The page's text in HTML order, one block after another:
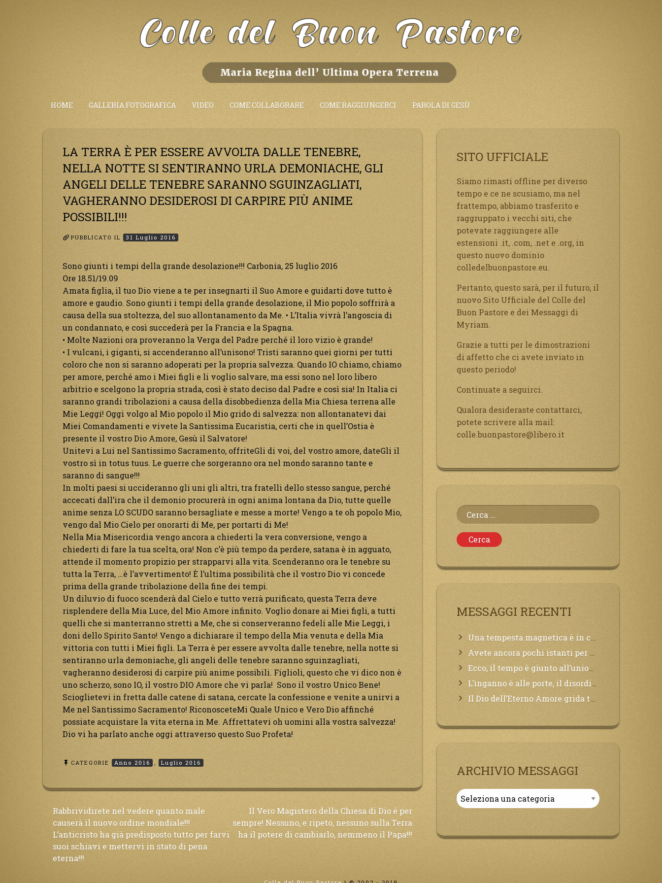
HOME GALLERIA FOTOGRAFICA VIDEO COME COLLABORARE COME RAGGIUNGERCI PAROLA DI GESÙ
LA TERRA È PER ESSERE AVVOLTA DALLE TENEBRE,
NELLA NOTTE SI SENTIRANNO URLA DEMONIACHE, GLI
ANGELI DELLE TENEBRE SARANNO SGUINZAGLIATI,
VAGHERANNO DESIDEROSI DI CARPIRE PIÙ ANIME
POSSIBILI!!!
PUBBLICATO IL 31 Luglio 2016
Sono giunti i tempi della grande desolazione!!! Carbonia, 25 luglio 2016
Ore 18.51/19.09
Amata figlia, il tuo Dio viene a te per insegnarti il Suo Amore e guidarti dove tutto è
amore e gaudio. Sono giunti i tempi della grande desolazione, il Mio popolo soffrirà a
causa della sua stoltezza, del suo allontanamento da Me. • L’Italia vivrà l’angoscia di
un condannato, e così succederà per la Francia e la Spagna.
• Molte Nazioni ora proveranno la Verga del Padre perché il loro vizio è grande!
• I vulcani, i giganti, si accenderanno all’unisono! Tristi saranno quei giorni per tutti
coloro che non si saranno adoperati per la propria salvezza. Quando IO chiamo, chiamo
per amore, perché amo i Miei figli e li voglio salvare, ma essi sono nel loro libero
arbitrio e scelgono la propria strada, così è stato deciso dal Padre e così sia! In Italia ci
saranno grandi tribolazioni a causa della disobbedienza della Mia Chiesa terrena alle
Mie Leggi! Oggi volgo al Mio popolo il Mio grido di salvezza: non allontanatevi dai
Miei Comandamenti e vivete la Santissima Eucaristia, certi che in quell’Ostia è
presente il vostro Dio Amore, Gesù il Salvatore!
Unitevi a Lui nel Santissimo Sacramento, offriteGli di voi, del vostro amore, dateGli il
vostro sì in totus tuus. Le guerre che sorgeranno ora nel mondo saranno tante e
saranno di sangue!!!
In molti paesi si uccideranno gli uni gli altri, tra fratelli dello stesso sangue, perché
accecati dall’ira che il demonio procurerà in ogni anima lontana da Dio, tutte quelle
anime senza LO SCUDO saranno bersagliate e messe a morte! Vengo a te oh popolo Mio,
vengo dal Mio Cielo per onorarti di Me, per portarti di Me!
Nella Mia Misericordia vengo ancora a chiederti la vera conversione, vengo a
chiederti di fare la tua scelta, ora! Non c’è più tempo da perdere, satana è in agguato,
attende il momento propizio per strapparvi alla vita. Scenderanno ora le tenebre su
tutta la Terra, …è l’avvertimento! È l’ultima possibilità che il vostro Dio vi concede
prima della grande tribolazione della fine dei tempi.
Un diluvio di fuoco scenderà dal Cielo e tutto verrà purificato, questa Terra deve
risplendere della Mia Luce, del Mio Amore infinito. Voglio donare ai Miei figli, a tutti
quelli che si manterranno stretti a Me, che si conserveranno fedeli alle Mie Leggi, i
doni dello Spirito Santo! Vengo a dichiarare il tempo della Mia venuta e della Mia
vittoria con tutti i Miei figli. La Terra è per essere avvolta dalle tenebre, nella notte si
sentiranno urla demoniache, gli angeli delle tenebre saranno sguinzagliati,
vagheranno desiderosi di carpire più anime possibili. Figlioli, questo che vi dico non è
uno scherzo, sono IO, il vostro DIO Amore che vi parla! Sono il vostro Unico Bene!
Scioglietevi in fretta dalle catene di satana, cercate la confessione e venite a unirvi a
Me nel Santissimo Sacramento! RiconosceteMi Quale Unico e Vero Dio affinché
possiate acquistare la vita eterna in Me. Affrettatevi oh uomini alla vostra salvezza!
Dio vi ha parlato anche oggi attraverso questo Suo Profeta!
CATEGORIE Anno 2016 Luglio 2016
Navigazione
articoli
Rabbrividirete nel vedere quanto male
causerà il nuovo ordine mondiale!!!
L’anticristo ha già predisposto tutto per farvi
suoi schiavi e mettervi in stato di pena
eterna!!!
Il Vero Magistero della Chiesa di Dio è per
sempre! Nessuno, e ripeto, nessuno sulla Terra
ha il potere di cambiarlo, nemmeno il Papa!!!
SITO UFFICIALE
Siamo rimasti offline per diverso
tempo e ce ne scusiamo, ma nel
frattempo, abbiamo trasferito e
raggruppato i vecchi siti, che
potevate raggiungere alle
estensioni .it, .com, .net e .org, in
questo nuovo dominio
colledelbuonpastore.eu.
Pertanto, questo sarà, per il futuro, il
nuovo Sito Ufficiale del Colle del
Buon Pastore e dei Messaggi di
Myriam.
Grazie a tutti per le dimostrazioni
di affetto che ci avete inviato in
questo periodo!
Continuate a seguirci.
Qualora desideraste contattarci,
potete scrivere alla mail:
colle.buonpastore@libero.it
Ricerca
per:
MESSAGGI RECENTI
Una tempesta magnetica è in corso, questa generazione patirà. Il black out non tarderà ad arrivare e tutta la Terra sarà oscurata.
Avete ancora pochi istanti per convertirvi, non perdete tempo, la sciagura arriverà all’improvviso e per chi non si sarà preparato saranno dolori.
Ecco, il tempo è giunto all’unione del Padre con il figlio, non avete che da attendere pochissimo.
L’inganno è alle porte, il disordine degli ordinati urlerà perdono, ma sarà troppo tardi, il tradimento è stato grande!
Il Dio dell’Eterno Amore grida tutto il Suo bene per i Suoi,richiama a Sé i lontani, affinché si pentano e tornino a Lui:
ARCHIVIO MESSAGGI
Archivio
Messaggi